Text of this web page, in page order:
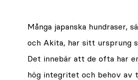
Många japanska hundraser,
och Akita, har sitt ursprung
Det innebär att de ofta har
hög integritet och behov av